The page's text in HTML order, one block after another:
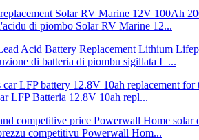
di piombo Solar RV Marine 12...
di batteria di piombu sigillata L ...
LFP Batteria 12.8V 10ah repl...
competitivu Powerwall Hom...